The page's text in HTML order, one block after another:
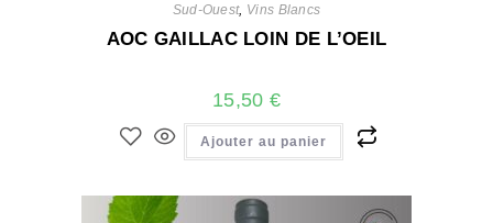
Sud-Ouest, Vins Blancs
AOC GAILLAC LOIN DE L’OEIL
15,50 €
Ajouter au panier